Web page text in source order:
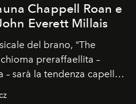
Chappell Roan e
Everett Millais
del brano, "The
preraffaellita –
– sarà la tendenza capelli